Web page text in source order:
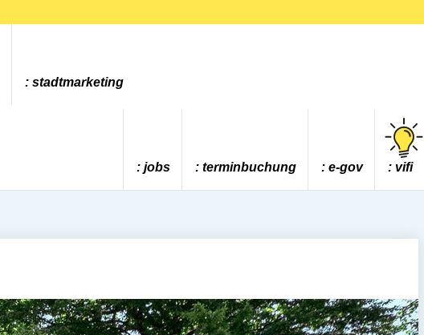
stadtmarketing
jobs terminbuchung e-gov vifi